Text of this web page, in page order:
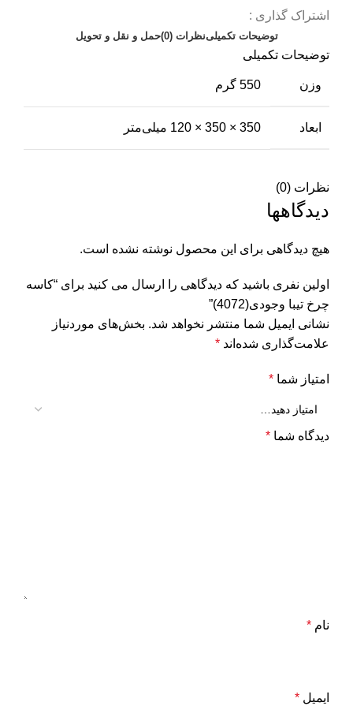
اشتراک گذاری :
توضیحات تکمیلینظرات (0) حمل و نقل و تحویل
توضیحات تکمیلی
وزن 550 گرم
ابعاد 350 × 350 × 120 میلی‌متر
نظرات (0)
دیدگاهها
هیچ دیدگاهی برای این محصول نوشته نشده است.
اولین نفری باشید که دیدگاهی را ارسال می کنید برای “کاسه
چرخ تیبا وجودی(4072)”
نشانی ایمیل شما منتشر نخواهد شد. بخش‌های موردنیاز
علامت‌گذاری شده‌اند *
امتیاز شما *
دیدگاه شما *
نام *
ایمیل *